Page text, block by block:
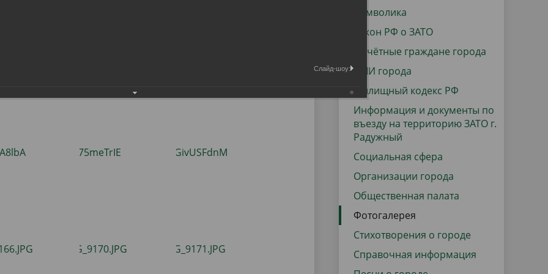
Городская среда
Региональный контроль
Поддержка малого и среднего
предпринимательства
Символика
Закон РФ о ЗАТО
Почётные граждане города
СМИ города
Жилищный кодекс РФ
Информация и документы по
въезду на территорию ЗАТО г.
Радужный
Социальная сфера
Организации города
Общественная палата
Фотогалерея
Стихотворения о городе
Справочная информация
Слайд-шоу: